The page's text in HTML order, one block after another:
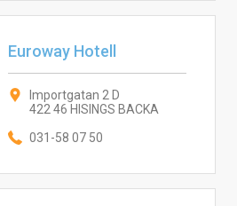
Euroway Hotell
Importgatan 2 D
422 46 HISINGS BACKA
031-58 07 50